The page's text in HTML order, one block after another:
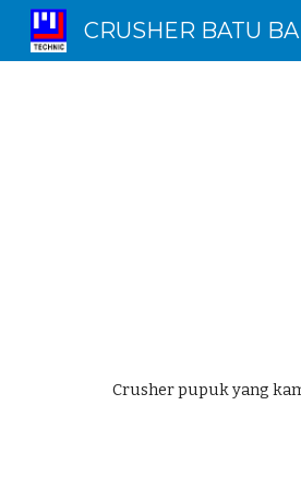
CRUSHER BATU
Crusher pupuk yang